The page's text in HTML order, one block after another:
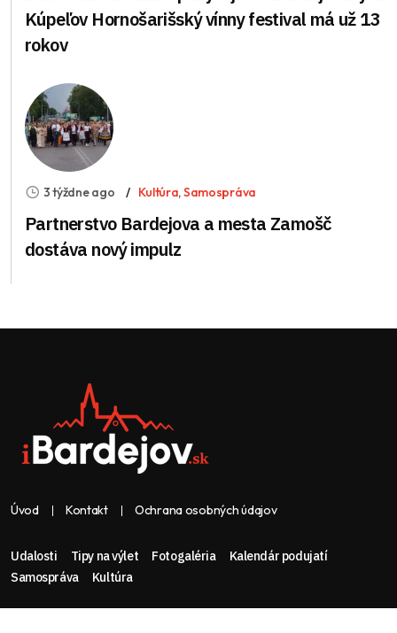
Kúpeľov Hornošarišský vínny festival má už 13
rokov
3 týždne ago Kultúra,Samospráva
Partnerstvo Bardejova a mesta Zamošč
dostáva nový impulz
Úvod Kontakt Ochrana osobných údajov
Udalosti Tipy na výlet Fotogaléria
Kalendár podujatí
Samospráva
Kultúra